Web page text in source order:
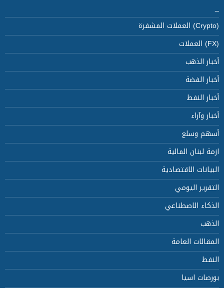
_
(Crypto) العملات المشفرة
(FX) العملات
أخبار الذهب
أخبار الفضة
أخبار النفط
أخبار وآراء
أسهم وسلع
ازمة لبنان المالية
البيانات الاقتصادية
التقرير اليومي
الذكاء الاصطناعي
الذهب
المقالات العامة
النفط
بورصات اسيا